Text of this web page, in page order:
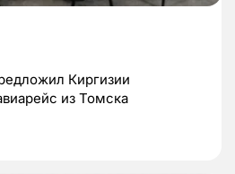
Киргизии
из Томска